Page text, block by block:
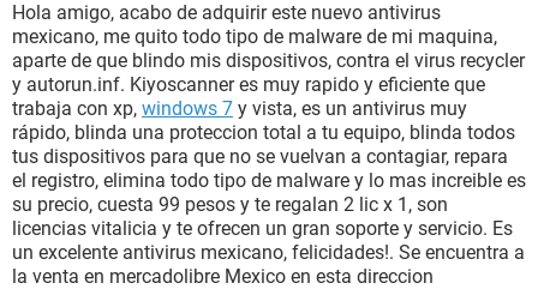
Hola amigo, acabo de adquirir este nuevo antivirus
mexicano, me quito todo tipo de malware de mi maquina,
aparte de que blindo mis dispositivos, contra el virus recycler
y autorun.inf. Kiyoscanner es muy rapido y eficiente que
trabaja con xp, windows 7 y vista, es un antivirus muy
rápido, blinda una proteccion total a tu equipo, blinda todos
tus dispositivos para que no se vuelvan a contagiar, repara
el registro, elimina todo tipo de malware y lo mas increible es
su precio, cuesta 99 pesos y te regalan 2 lic x 1, son
licencias vitalicia y te ofrecen un gran soporte y servicio. Es
un excelente antivirus mexicano, felicidades!. Se encuentra a
la venta en mercadolibre Mexico en esta direccion